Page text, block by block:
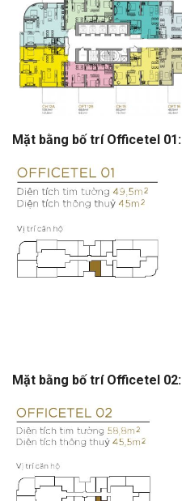
Mặt bằng bố trí Officetel 01:
Mặt bằng bố trí Officetel 02: